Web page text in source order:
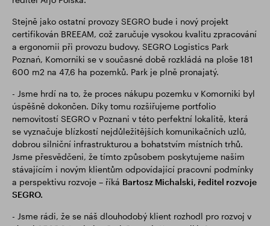
Stejně jako ostatní provozy SEGRO bude i nový projekt
certifikován BREEAM, což zaručuje vysokou kvalitu zpracování
a ergonomii při provozu budovy. SEGRO Logistics Park
Poznań, Komorniki se v současné době rozkládá na ploše 181
600 m2 na 47,6 ha pozemků. Park je plně pronajatý.
- Jsme hrdí na to, že proces nákupu pozemku v Komorniki byl
úspěšně dokončen. Díky tomu rozšiřujeme portfolio
nemovitostí SEGRO v Poznani v této perfektní lokalitě, která
se vyznačuje blízkostí nejdůležitějších komunikačních uzlů,
dobrou silniční infrastrukturou a bohatstvím místních trhů.
Jsme přesvědčeni, že tímto způsobem poskytujeme našim
stávajícím i novým klientům odpovídající pracovní podmínky
a perspektivu rozvoje – říká Bartosz Michalski, ředitel rozvoje
SEGRO.
- Jsme rádi, že se náš dlouhodobý klient rozhodl pro rozvoj v